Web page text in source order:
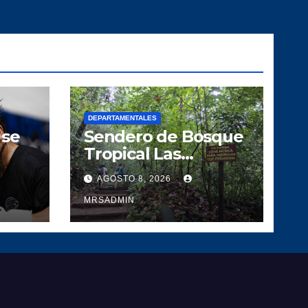
DEPARTAMENTALES
Sendero de Bosque
Tropical Las
Escobas un
pedacito de tesoro
Guatemalteco
AGOSTO 8, 2026
MRSADMIN